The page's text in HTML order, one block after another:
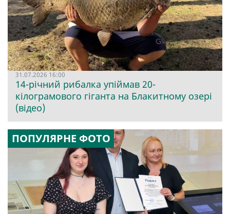
31.07.2026 16:00
14-річний рибалка упіймав 20-
кілограмового гіганта на Блакитному озері
(відео)
ПОПУЛЯРНЕ ФОТО